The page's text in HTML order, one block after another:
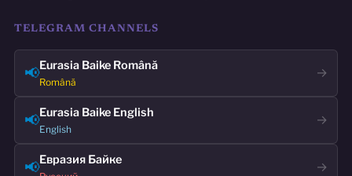
TELEGRAM CHANNELS
📢Eurasia Baike Română
Română
→
📢Eurasia Baike English
English
→
📢Евразия Байке
→